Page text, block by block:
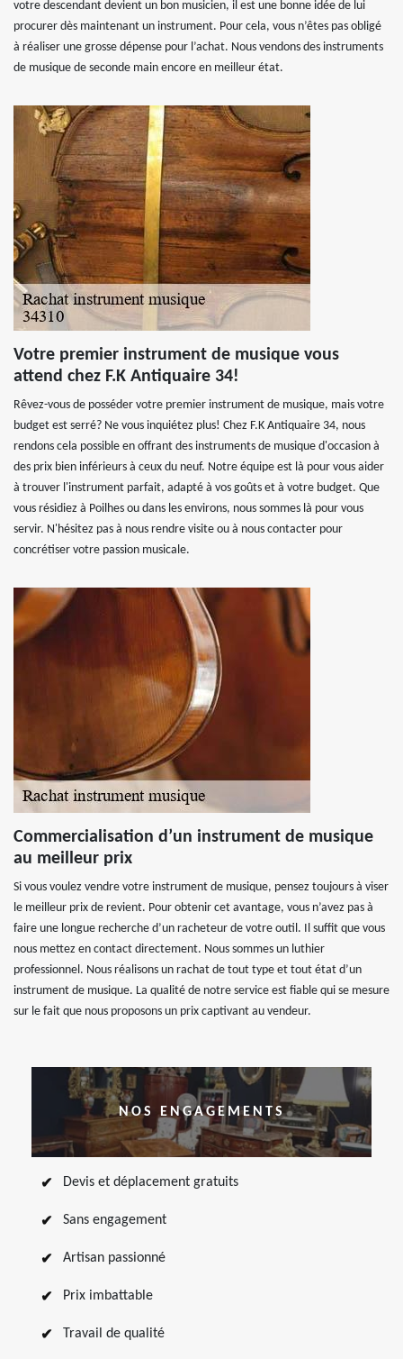
votre descendant devient un bon musicien, il est une bonne idée de lui
procurer dès maintenant un instrument. Pour cela, vous n’êtes pas obligé
à réaliser une grosse dépense pour l’achat. Nous vendons des instruments
de musique de seconde main encore en meilleur état.
Votre premier instrument de musique vous
attend chez F.K Antiquaire 34!
Rêvez-vous de posséder votre premier instrument de musique, mais votre
budget est serré? Ne vous inquiétez plus! Chez F.K Antiquaire 34, nous
rendons cela possible en offrant des instruments de musique d'occasion à
des prix bien inférieurs à ceux du neuf. Notre équipe est là pour vous aider
à trouver l'instrument parfait, adapté à vos goûts et à votre budget. Que
vous résidiez à Poilhes ou dans les environs, nous sommes là pour vous
servir. N'hésitez pas à nous rendre visite ou à nous contacter pour
concrétiser votre passion musicale.
Commercialisation d’un instrument de musique
au meilleur prix
Si vous voulez vendre votre instrument de musique, pensez toujours à viser
le meilleur prix de revient. Pour obtenir cet avantage, vous n’avez pas à
faire une longue recherche d’un racheteur de votre outil. Il suffit que vous
nous mettez en contact directement. Nous sommes un luthier
professionnel. Nous réalisons un rachat de tout type et tout état d’un
instrument de musique. La qualité de notre service est fiable qui se mesure
sur le fait que nous proposons un prix captivant au vendeur.
NOS ENGAGEMENTS
Devis et déplacement gratuits
Sans engagement
Artisan passionné
Prix imbattable
Travail de qualité